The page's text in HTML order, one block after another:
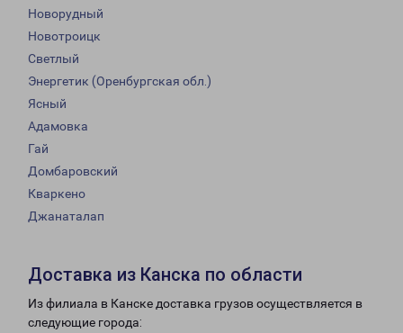
Новорудный
Новотроицк
Светлый
Энергетик (Оренбургская обл.)
Ясный
Адамовка
Гай
Домбаровский
Кваркено
Джанаталап
Доставка из Канска по области
Из филиала в Канске доставка грузов осуществляется в
следующие города: